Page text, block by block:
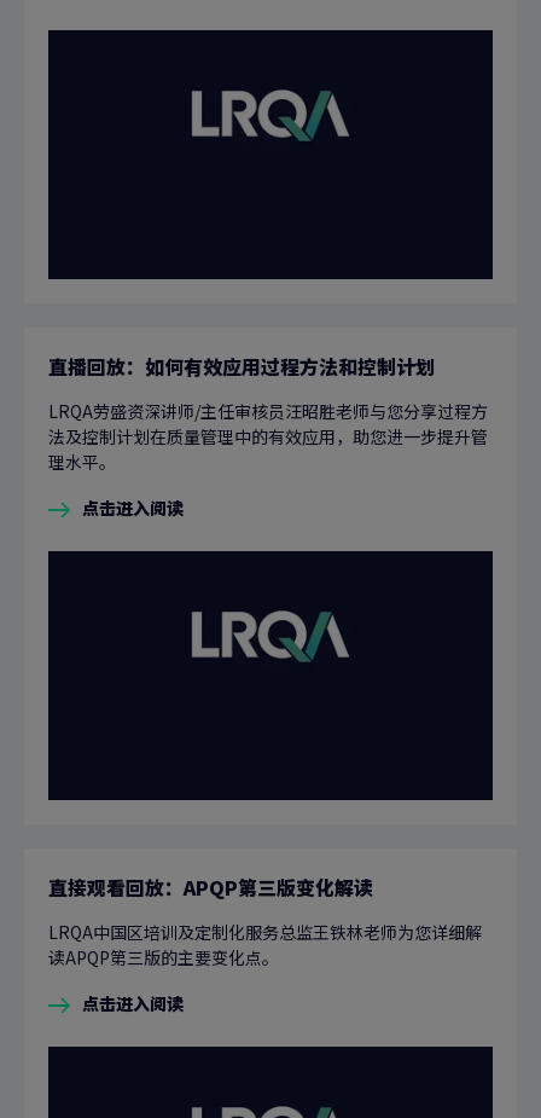
直播回放：如何有效应用过程方法和控制计划
LRQA劳盛资深讲师/主任审核员汪昭胜老师与您分享过程方
法及控制计划在质量管理中的有效应用，助您进一步提升管
理水平。
点击进入阅读
直接观看回放：APQP第三版变化解读
LRQA中国区培训及定制化服务总监王铁林老师为您详细解
读APQP第三版的主要变化点。
点击进入阅读